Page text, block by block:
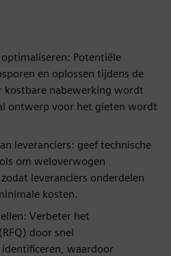
Potentiële
en oplossen tijdens de
kostbare nabewerking wordt
ontwerp voor het gieten wordt
leveranciers: geef technische
om weloverwogen
leveranciers onderdelen
kosten.
Verbeter het
door snel
waardoor